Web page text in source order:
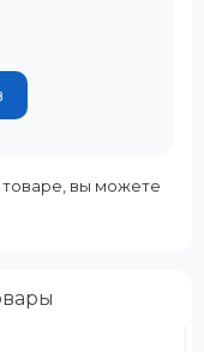
товаре, вы можете